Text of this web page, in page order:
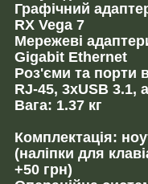
Графічний
RX Vega 7
Мережеві
Gigabit Ethernet
Роз'єми та порти
RJ-45, 3xUSB 3.1,
Вага: 1.37 кг
Комплектація:
(наліпки для
+50 грн)